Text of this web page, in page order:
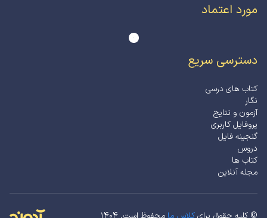
دسترسی سریع
کتاب های درسی
نگار
آزمون و نتایج
پروفایل کاربری
گنجینه فایل
دروس
کتاب ها
مجله آنلاین
مورد اعتماد